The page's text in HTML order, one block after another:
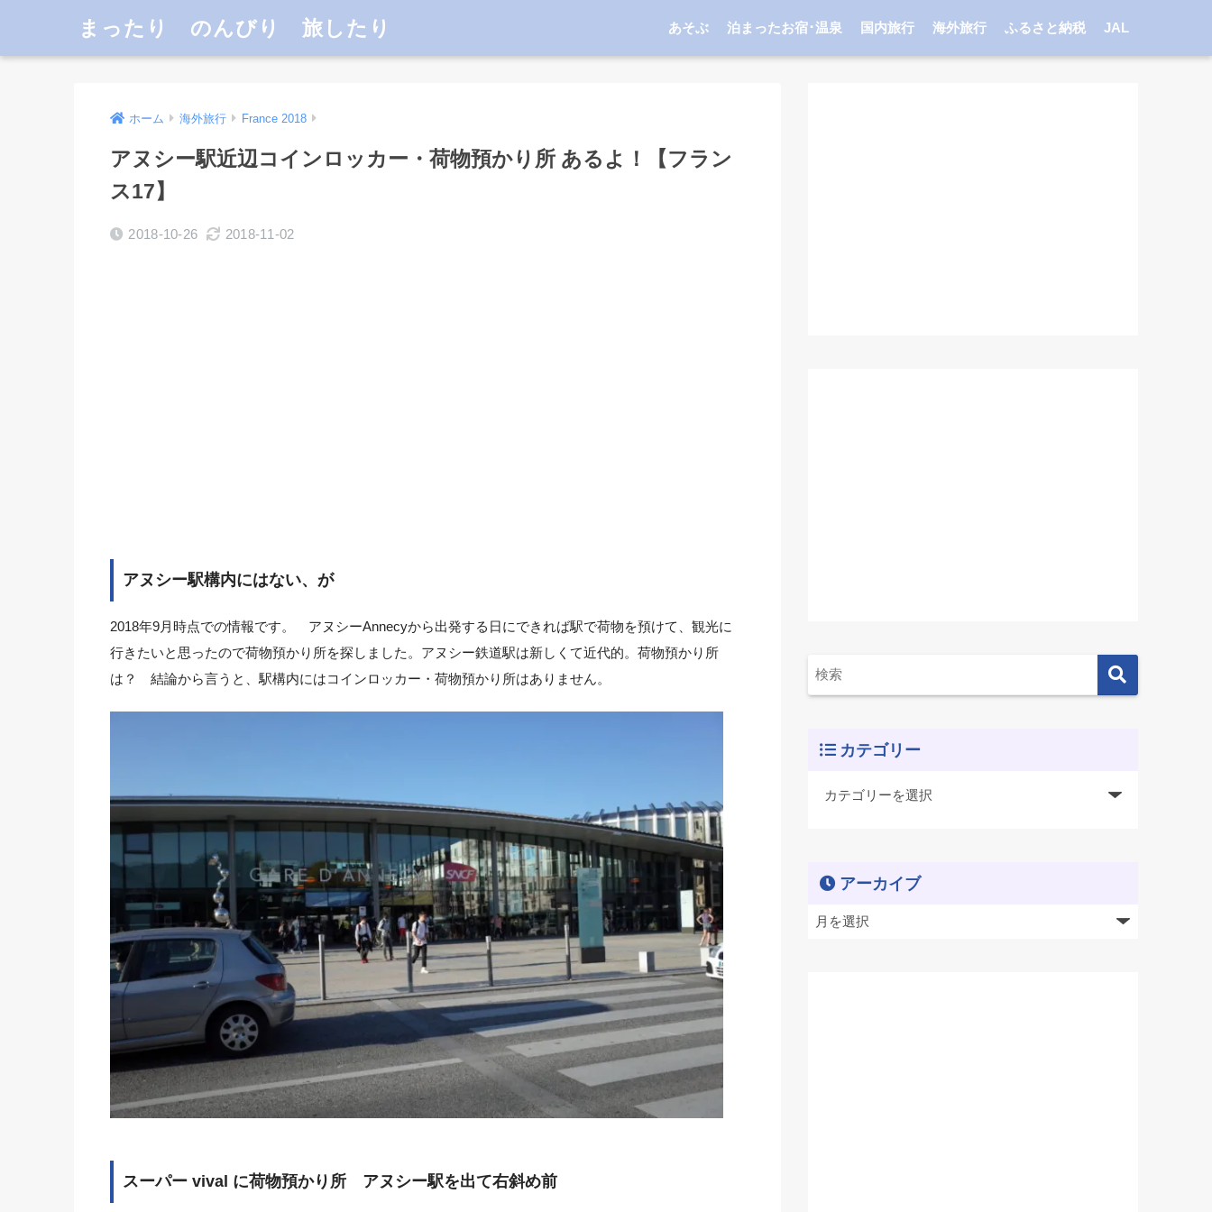
まったり のんびり 旅したり あそぶ 泊まったお宿･温泉 国内旅行 海外旅行 ふるさと納税 JAL
ホーム 海外旅行 France 2018
アヌシー駅近辺コインロッカー・荷物預かり所 あるよ！【フラン
ス17】
2018-10-26 2018-11-02
アヌシー駅構内にはない、が
2018年9月時点での情報です。 アヌシーAnnecyから出発する日にできれば駅で荷物を預けて、観光に
行きたいと思ったので荷物預かり所を探しました。アヌシー鉄道駅は新しくて近代的。荷物預かり所
は？ 結論から言うと、駅構内にはコインロッカー・荷物預かり所はありません。
スーパー vival に荷物預かり所 アヌシー駅を出て右斜め前
カテゴリー
アーカイブ